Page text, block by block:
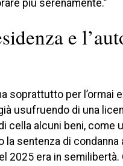
più serenamente.”
e
soprattutto per l’ormai
usufruendo di una
cella alcuni beni,
sentenza di
2025 era in